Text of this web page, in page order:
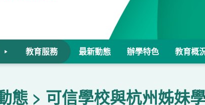
教育服務 最新動態 辦學特色 教育概
態 可信學校與杭州姊妹